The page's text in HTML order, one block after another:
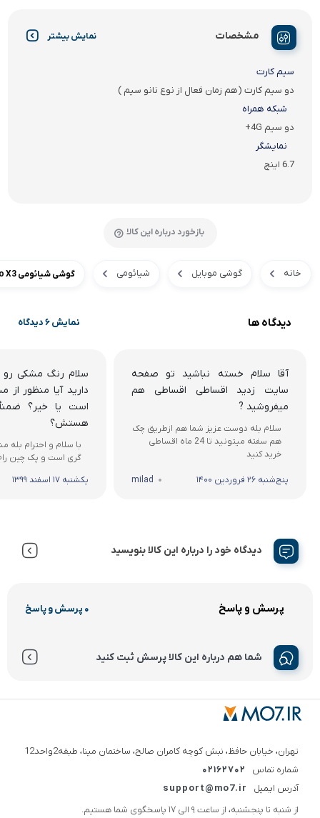
مشخصات نمایش بیشتر
سیم کارت
دو سیم کارت (هم زمان فعال از نوع نانو سیم )
شبکه همراه
دو سیم 4G+
نمایشگر
6.7 اینچ
بازخورد درباره این کالا
خانه گوشی موبایل شیائومی گوشی شیائومی Poco X3 ظرفیت64گیگابایت
دیدگاه ها نمایش 6 دیدگاه
آقا سلام خسته نباشید تو صفحه
سایت زدید اقساطی اقساطی هم
میفروشید ?
سلام بله دوست عزیز شما هم ازطریق چک
هم سفته میتونید تا 24 ماه اقساطی
خرید کنید
پنج‌شنبه 26 فروردین 1400 milad
سلام رنگ مشکی رو
دارید آیا منظور
است یا خیر؟
هستش؟
با سلام و احترام
گری است و پک چین
یکشنبه 17 اسفند 1399
دیدگاه خود را درباره این کالا بنویسید
پرسش و پاسخ 0 پرسش و پاسخ
شما هم درباره این کالا پرسش ثبت کنید
تهران، خیابان حافظ، نبش کوچه کامران صالح، ساختمان مینا، طبقه2واحد12
شماره تماس
02162702
آدرس ایمیل
support@mo7.ir
از شنبه تا پنجشنبه، از ساعت 9 الی 17 پاسخگوی شما هستیم.